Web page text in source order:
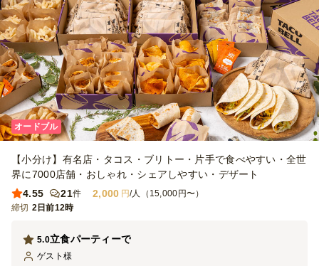
オードブル
【小分け】有名店・タコス・ブリトー・片手で食べやすい・全世
界に7000店舗・おしゃれ・シェアしやすい・デザート
4.55
21件 2,000 円/人（15,000円〜）
締切 2日前12時
立食パーティーで
5.0
ゲスト 様